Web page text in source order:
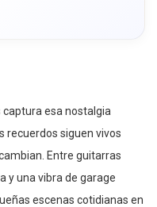
captura esa nostalgia
recuerdos siguen vivos
Entre guitarras
y una vibra de garage
escenas cotidianas en